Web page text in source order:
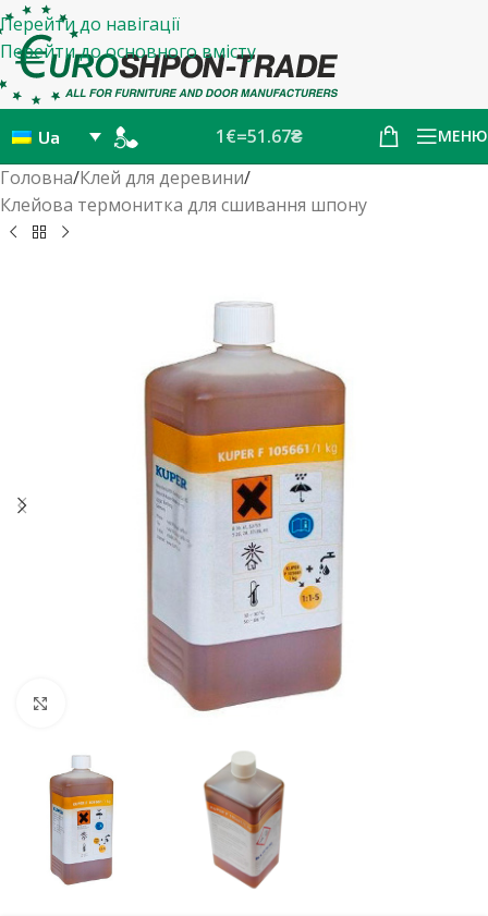
Перейти до навігації
Перейти до основного вмісту
Ua 1€=51.67₴ МЕНЮ
Головна/Клей для деревини/
Клейова термонитка для сшивання шпону
Натисніть, щоб збільшити